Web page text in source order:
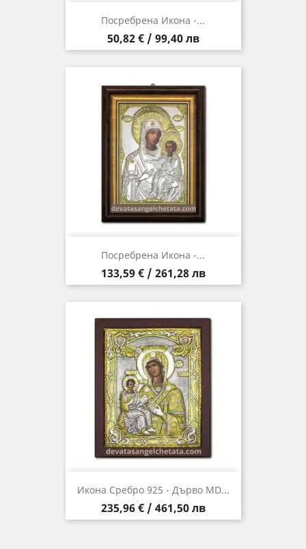
Посребрена Икона -...
Цена
50,82 € / 99,40 лв
Посребрена Икона -...
Цена
133,59 € / 261,28 лв
Икона Сребро 925 - Дърво MD...
Цена
235,96 € / 461,50 лв